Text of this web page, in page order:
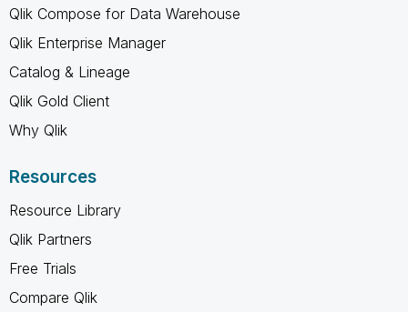
Qlik Compose for Data Warehouse
Qlik Enterprise Manager
Catalog & Lineage
Qlik Gold Client
Why Qlik
Resources
Resource Library
Qlik Partners
Free Trials
Compare Qlik